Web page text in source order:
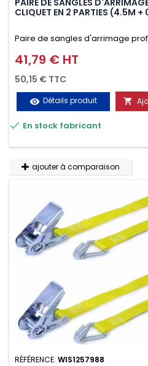
PAIRE DE SANGLES
CLIQUET EN 2 PARTIES (4.5M
Paire de sangles d'arrimage
crochet en 2 parties (4.5M +
d'utilisation. Permet d'arrimer et
chargements pendant le
résistante aux UV et aux
n'absorbe pas l'eau.
Prix
41,79 € HT
50,15 € TTC
visibility Détails produit 
 En stock fabricant
ajouter à comparaison
RÉFÉRENCE: WIS1257988